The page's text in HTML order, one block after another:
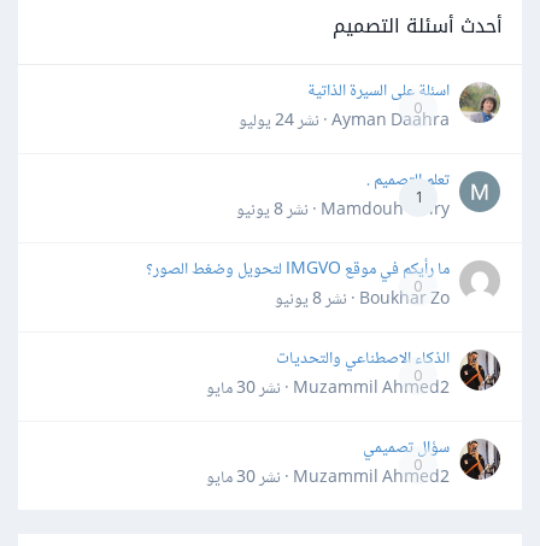
أحدث أسئلة التصميم
0
اسئلة على السيرة الذاتية
Ayman Daahra · نشر
24 يوليو
1
تعلم التصميم .
Mamdouh Khiry · نشر
8 يونيو
0
ما رأيكم في موقع IMGVO لتحويل وضغط الصور؟
Boukhar Zo · نشر
8 يونيو
0
الذكاء الاصطناعي والتحديات
Muzammil Ahmed2 · نشر
30 مايو
0
سؤال تصميمي
Muzammil Ahmed2 · نشر
30 مايو